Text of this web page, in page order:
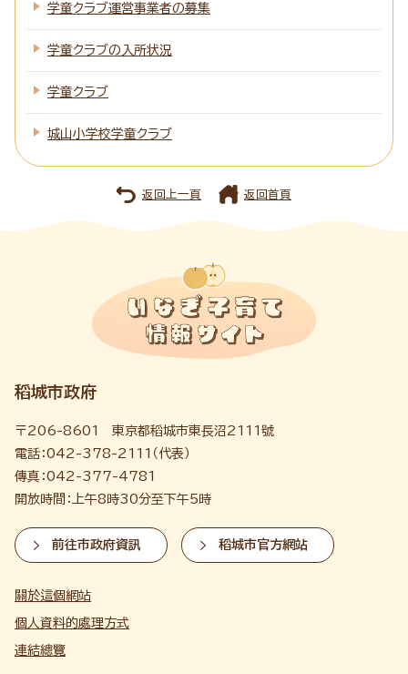
学童クラブ運営事業者の募集
学童クラブの入所状況
学童クラブ
城山小学校学童クラブ
返回上一頁 返回首頁
稻城市政府
〒206-8601 東京都稻城市東長沼2111號
電話：042-378-2111（代表）
傳真：042-377-4781
開放時間：上午8時30分至下午5時
前往市政府資訊 稻城市官方網站
關於這個網站
個人資料的處理方式
連結總覽